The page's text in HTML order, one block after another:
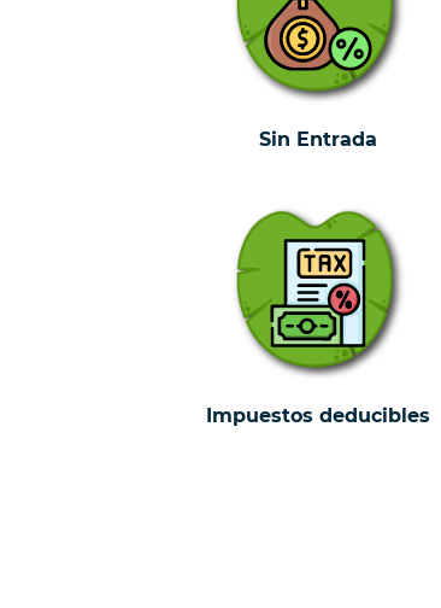
Sin Entrada
Impuestos deducibles